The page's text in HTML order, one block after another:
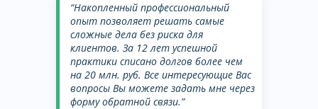
“Накопленный профессиональный
опыт позволяет решать самые
сложные дела без риска для
клиентов. За 12 лет успешной
практики списано долгов более чем
на 20 млн. руб. Все интересующие Вас
вопросы Вы можете задать мне через
форму обратной связи.”